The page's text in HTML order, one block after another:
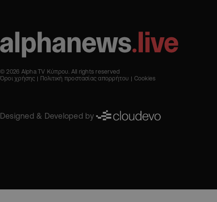
© 2026 Alpha TV Κύπρου. All rights reserved
Όροι χρήσης
Πολιτική προστασίας απορρήτου Cookies
Designed & Developed by